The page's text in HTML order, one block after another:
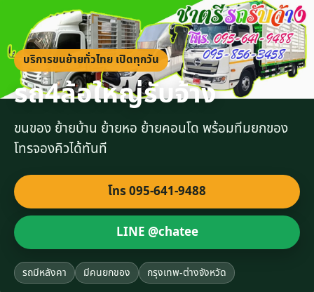
บริการขนย้ายทั่วไทย เปิดทุกวัน
รถ4ล้อใหญ่รับจ้าง
ขนของ ย้ายบ้าน ย้ายหอ ย้ายคอนโด พร้อมทีมยกของ
โทรจองคิวได้ทันที
โทร 095-641-9488
LINE @chatee
รถมีหลังคา มีคนยกของ กรุงเทพ-ต่างจังหวัด